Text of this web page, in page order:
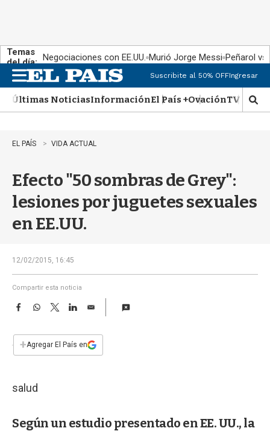
Temas
del día: Negociaciones con EE.UU. Murió Jorge Messi Peñarol
n
u
Suscribite al 50% OFFIngresar
Últimas NoticiasInformaciónEl País +OvaciónTV Show
M
o
�
a
EL PAÍS VIDA ACTUAL
Efecto "50 sombras de Grey":
lesiones por juguetes sexuales
en EE.UU.
12/02/2015, 16:45
Compartir esta noticia
F
e
b
k
W
s
T
w
t
L
E
i
l
+Agregar El País en
salud
Según un estudio presentado en EE. UU., la